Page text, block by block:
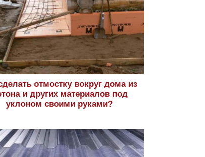
отмостку вокруг дома из
и других материалов под
уклоном своими руками?